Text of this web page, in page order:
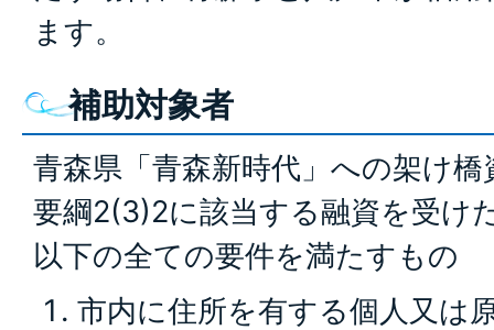
ます。
補助対象者
青森県「青森新時代」への架け
要綱2(3)2に該当する融資を受け
以下の全ての要件を満たすもの
市内に住所を有する個人又は